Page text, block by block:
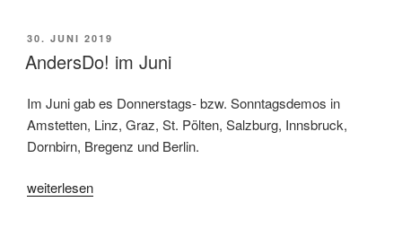
VERÖFFENTLICHT
AM
30. JUNI 2019
AndersDo! im Juni
Im Juni gab es Donnerstags- bzw. Sonntagsdemos in
Amstetten, Linz, Graz, St. Pölten, Salzburg, Innsbruck,
Dornbirn, Bregenz und Berlin.
„AndersDo!
weiterlesen